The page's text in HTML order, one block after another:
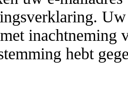
inachtneming
hebt